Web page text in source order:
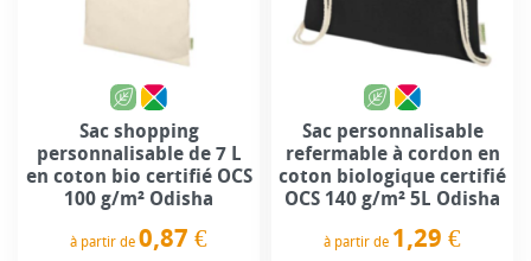
Sac shopping
personnalisable de 7 L
en coton bio certifié OCS
100 g/m² Odisha
à partir de 0,87 €
Sac personnalisable
refermable à cordon en
coton biologique certifié
OCS 140 g/m² 5L Odisha
à partir de 1,29 €